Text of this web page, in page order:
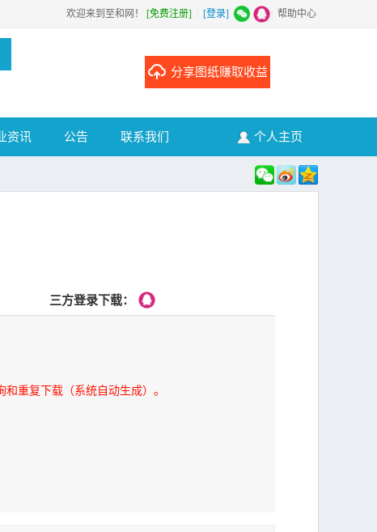
欢迎来到至和网！ [免费注册] [登录] 帮助中心
分享图纸赚取收益
资讯 公告 联系我们 个人主页
三方登录下载：
重复下载（系统自动生成）。